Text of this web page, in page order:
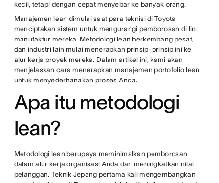
kecil, tetapi dengan cepat menyebar ke banyak orang.
Manajemen lean dimulai saat para teknisi di Toyota
menciptakan sistem untuk mengurangi pemborosan di lini
manufaktur mereka. Metodologi lean berkembang pesat,
dan industri lain mulai menerapkan prinsip-prinsip ini ke
alur kerja proyek mereka. Dalam artikel ini, kami akan
menjelaskan cara menerapkan manajemen portofolio lean
untuk menyederhanakan proses Anda.
Apa itu metodologi
lean?
Metodologi lean berupaya meminimalkan pemborosan
dalam alur kerja organisasi Anda dan meningkatkan nilai
pelanggan. Teknik Jepang pertama kali mengembangkan